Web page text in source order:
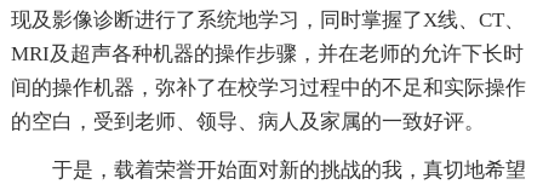
现及影像诊断进行了系统地学习，同时掌握了X线、CT、
MRI及超声各种机器的操作步骤，并在老师的允许下长时
间的操作机器，弥补了在校学习过程中的不足和实际操作
的空白，受到老师、领导、病人及家属的一致好评。
于是，载着荣誉开始面对新的挑战的我，真切地希望